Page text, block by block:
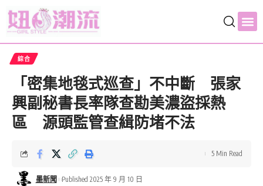
綜合
「密集地毯式巡查」不中斷 張家
興副秘書長率隊查勘美濃盜採熱
區 源頭監管查緝防堵不法
墨新聞 Published 2025 年 9 月 10 日
5 Min Read